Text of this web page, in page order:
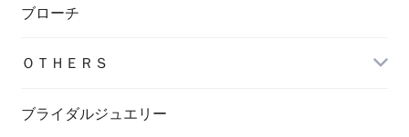
ブローチ
ＯＴＨＥＲＳ
ブライダルジュエリー